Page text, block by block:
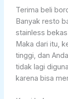
Terima beli
Banyak resto
stainless
Maka dari itu,
tinggi, dan
tidak lagi
karena bisa